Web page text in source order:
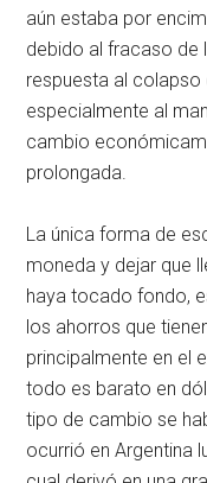
aún estaba por
debido al fracaso de
respuesta al
especialmente al
cambio
prolongada.
La única forma de
moneda y dejar que
haya tocado fondo,
los ahorros que
principalmente en el
todo es barato en
tipo de cambio se
ocurrió en Argentina